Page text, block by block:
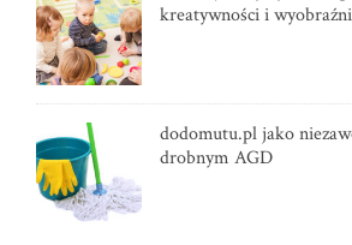
kreatywności i wyobraźni
dodomutu.pl jako
drobnym AGD